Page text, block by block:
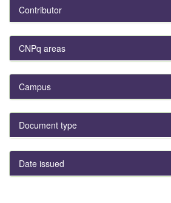
Contributor
CNPq areas
Campus
Document type
Date issued